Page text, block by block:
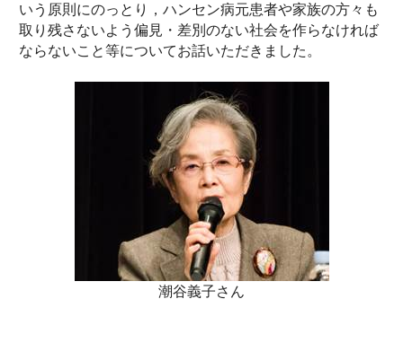
いう原則にのっとり，ハンセン病元患者や家族の方々も
取り残さないよう偏見・差別のない社会を作らなければ
ならないこと等についてお話いただきました。
潮谷義子さん